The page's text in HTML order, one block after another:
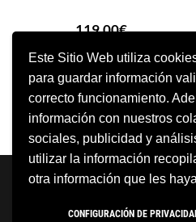
Este Sitio Web utiliza
para guardar información
correcto funcionamiento.
información con nuestros
sociales, publicidad y
utilizar la información
otra información que les
CONFIGURACIÓN DE
119,00€
SELECCIONAR OPCIONES
Neve | Funciona